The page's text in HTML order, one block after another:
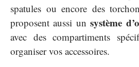
spatules ou encore des
proposent aussi unsystème
avec des compartiments
organiser vos accessoires.